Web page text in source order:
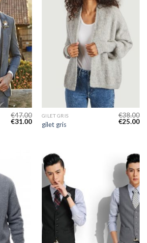
€47.00
€31.00
GILET GRIS
gilet gris
€38.00
€25.00